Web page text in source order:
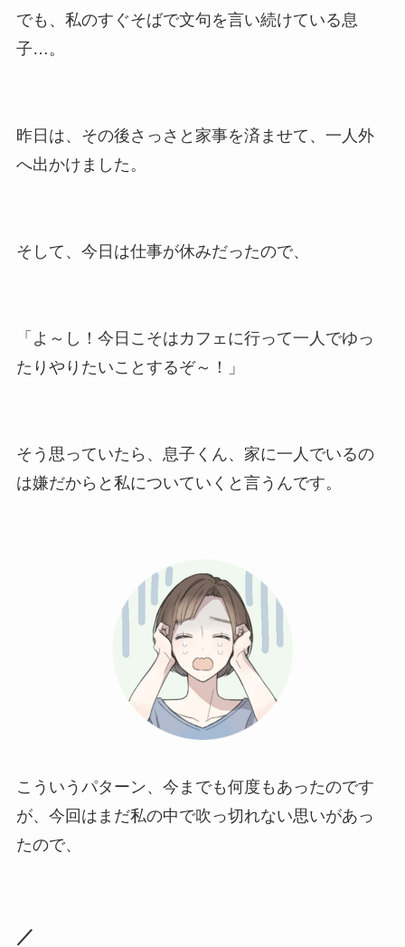
でも、私のすぐそばで文句を言い続けている息
子…。
昨日は、その後さっさと家事を済ませて、一人外
へ出かけました。
そして、今日は仕事が休みだったので、
「よ～し！今日こそはカフェに行って一人でゆっ
たりやりたいことするぞ～！」
そう思っていたら、息子くん、家に一人でいるの
は嫌だからと私についていくと言うんです。
こういうパターン、今までも何度もあったのです
が、今回はまだ私の中で吹っ切れない思いがあっ
たので、
／